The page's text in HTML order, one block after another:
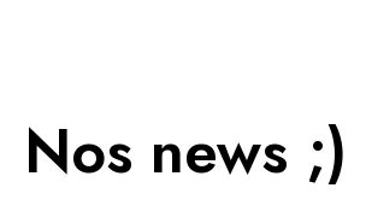
Nos news ;)